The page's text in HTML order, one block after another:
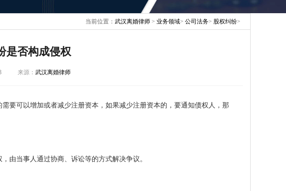
当前位置： 武汉离婚律师 > 业务领域> 公司法务> 股权纠纷>
是否构成侵权
来源： 武汉离婚律师
要可以增加或者减少注册资本，如果减少注册资本的，要通知债权人，那
由当事人通过协商、诉讼等的方式解决争议。